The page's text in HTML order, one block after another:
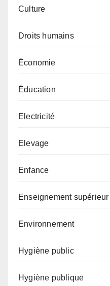
Culture
Droits humains
Économie
Éducation
Electricité
Elevage
Enfance
Enseignement supérieur
Environnement
Hygiène public
Hygiène publique